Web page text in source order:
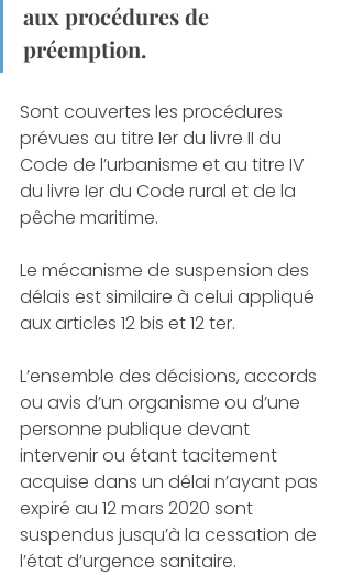
aux procédures de
préemption.
Sont couvertes les procédures
prévues au titre Ier du livre II du
Code de l’urbanisme et au titre IV
du livre Ier du Code rural et de la
pêche maritime.
Le mécanisme de suspension des
délais est similaire à celui appliqué
aux articles 12 bis et 12 ter.
L’ensemble des décisions, accords
ou avis d’un organisme ou d’une
personne publique devant
intervenir ou étant tacitement
acquise dans un délai n’ayant pas
expiré au 12 mars 2020 sont
suspendus jusqu’à la cessation de
l’état d’urgence sanitaire.